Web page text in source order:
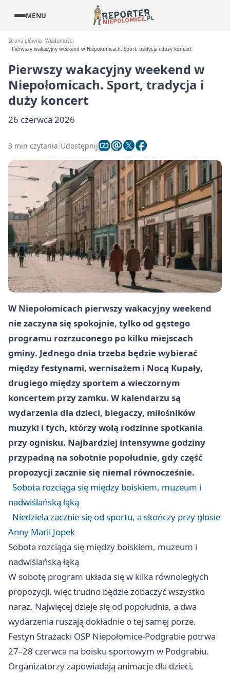
MENU
Strona główna Wiadomości
Pierwszy wakacyjny weekend w Niepołomicach. Sport, tradycja i duży koncert
Pierwszy wakacyjny weekend w
Niepołomicach. Sport, tradycja i
duży koncert
26 czerwca 2026
3 min czytania Udostępnij
W Niepołomicach pierwszy wakacyjny weekend
nie zaczyna się spokojnie, tylko od gęstego
programu rozrzuconego po kilku miejscach
gminy. Jednego dnia trzeba będzie wybierać
między festynami, wernisażem i Nocą Kupały,
drugiego między sportem a wieczornym
koncertem przy zamku. W kalendarzu są
wydarzenia dla dzieci, biegaczy, miłośników
muzyki i tych, którzy wolą rodzinne spotkania
przy ognisku. Najbardziej intensywne godziny
przypadną na sobotnie popołudnie, gdy część
propozycji zacznie się niemal równocześnie.
Sobota rozciąga się między boiskiem, muzeum i
nadwiślańską łąką
Niedziela zacznie się od sportu, a skończy przy głosie
Anny Marii Jopek
Sobota rozciąga się między boiskiem, muzeum i
nadwiślańską łąką
W sobotę program układa się w kilka równoległych
propozycji, więc trudno będzie zobaczyć wszystko
naraz. Najwięcej dzieje się od popołudnia, a dwa
wydarzenia ruszają dokładnie o tej samej porze.
Festyn Strażacki OSP Niepołomice-Podgrabie potrwa
27–28 czerwca na boisku sportowym w Podgrabiu.
Organizatorzy zapowiadają animacje dla dzieci,